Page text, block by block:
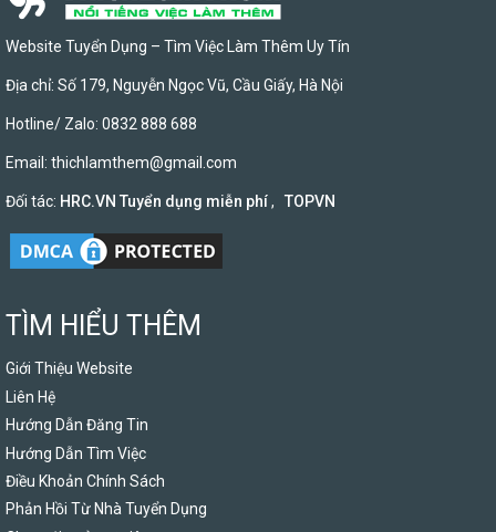
Website Tuyển Dụng – Tìm Việc Làm Thêm Uy Tín
Địa chỉ: Số 179, Nguyễn Ngọc Vũ, Cầu Giấy, Hà Nội
Hotline/ Zalo: 0832 888 688
Email: thichlamthem@gmail.com
Đối tác: HRC.VN Tuyển dụng miễn phí, TOPVN
TÌM HIỂU THÊM
Giới Thiệu Website
Liên Hệ
Hướng Dẫn Đăng Tin
Hướng Dẫn Tìm Việc
Điều Khoản Chính Sách
Phản Hồi Từ Nhà Tuyển Dụng